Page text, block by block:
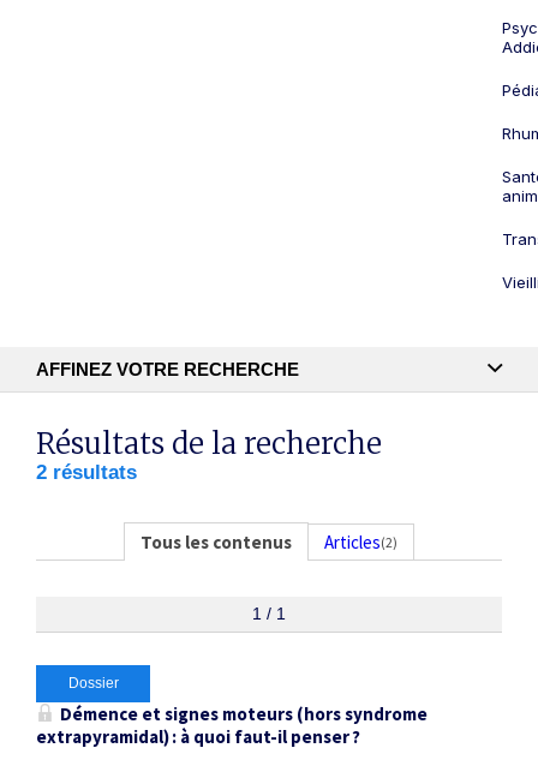
AFFINEZ VOTRE RECHERCHE
Recherche textuelle
syndrome pyramidal ×
Résultats de la recherche
2 résultats
Tous les contenus Articles(2)
1 / 1
Dossier
Démence et signes moteurs (hors syndrome
extrapyramidal) : à quoi faut-il penser ?